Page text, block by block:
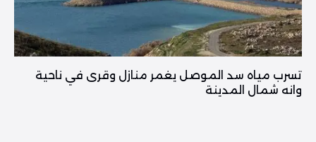
تسرب مياه سد الموصل يغمر منازل وقرى في ناحية
وانه شمال المدينة